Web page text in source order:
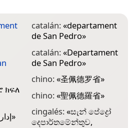
ክፍለ
»
catalán:«departament
de San Pedro»
catalán:«Departament
de San Pedro»
chino:«圣佩德罗省»
chino:«聖佩德羅省»
cingalés:«සැන් පේද්‍රෝ
දෙපාර්තමේන්තුව,